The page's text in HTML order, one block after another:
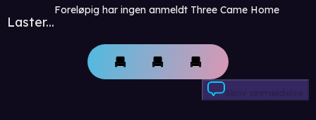
Laster...
Foreløpig har ingen anmeldt Three Came Home
Skriv anmeldelse